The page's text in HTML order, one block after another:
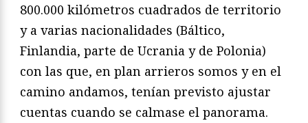
800.000 kilómetros cuadrados de territorio
y a varias nacionalidades (Báltico,
Finlandia, parte de Ucrania y de Polonia)
con las que, en plan arrieros somos y en el
camino andamos, tenían previsto ajustar
cuentas cuando se calmase el panorama.